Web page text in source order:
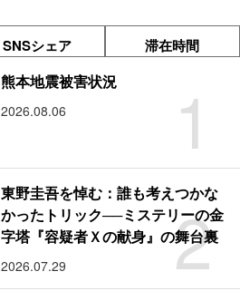
SNSシェア 滞在時間
1
熊本地震被害状況
2026.08.06
2
東野圭吾を悼む：誰も考えつかな
かったトリック──ミステリーの金
字塔『容疑者Ｘの献身』の舞台裏
2026.07.29